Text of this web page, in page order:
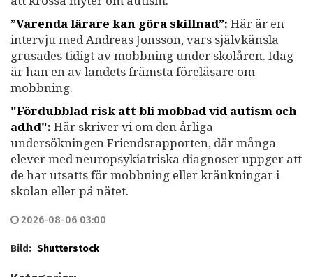
”Varenda lärare kan göra skillnad”: Här är en
intervju med Andreas Jonsson, vars självkänsla
grusades tidigt av mobbning under skolåren. Idag
är han en av landets främsta föreläsare om
mobbning.
"Fördubblad risk att bli mobbad vid autism och
adhd": Här skriver vi om den årliga
undersökningen Friendsrapporten, där många
elever med neuropsykiatriska diagnoser uppger att
de har utsatts för mobbning eller kränkningar i
skolan eller på nätet.
2026-08-06 03:00
Bild: Shutterstock